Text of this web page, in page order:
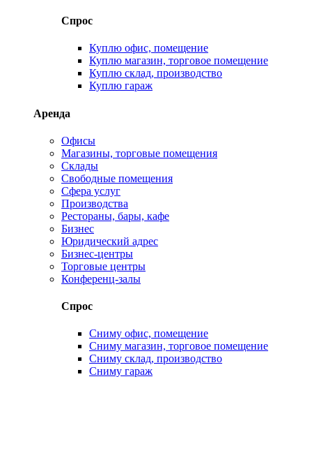
Спрос
Куплю офис, помещение
Куплю магазин, торговое помещение
Куплю склад, производство
Куплю гараж
Аренда
Офисы
Магазины, торговые помещения
Склады
Свободные помещения
Сфера услуг
Производства
Рестораны, бары, кафе
Бизнес
Юридический адрес
Бизнес-центры
Торговые центры
Конференц-залы
Спрос
Сниму офис, помещение
Сниму магазин, торговое помещение
Сниму склад, производство
Сниму гараж